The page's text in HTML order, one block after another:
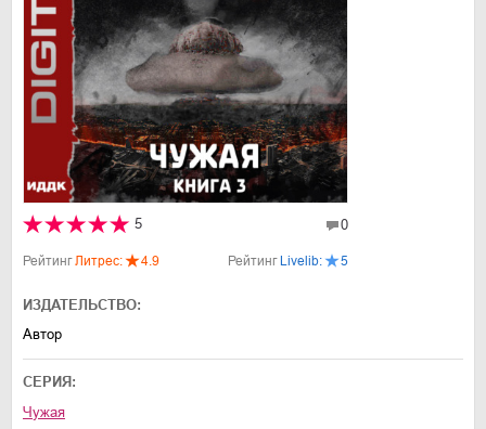
5 0
РейтингЛитрес: 4.9 Рейтинг Livelib: 5
ИЗДАТЕЛЬСТВО:
Автор
СЕРИЯ:
Чужая